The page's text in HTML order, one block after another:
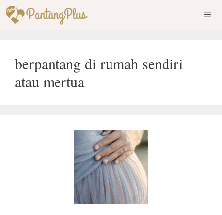
Skip
to
berpantang di rumah sendiri
atau mertua